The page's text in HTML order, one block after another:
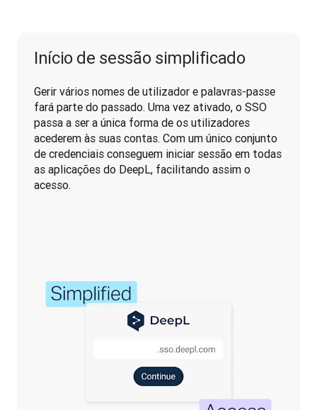
Início de sessão simplificado
Gerir vários nomes de utilizador e palavras-passe
fará parte do passado. Uma vez ativado, o SSO
passa a ser a única forma de os utilizadores
acederem às suas contas. Com um único conjunto
de credenciais conseguem iniciar sessão em todas
as aplicações do DeepL, facilitando assim o
acesso.